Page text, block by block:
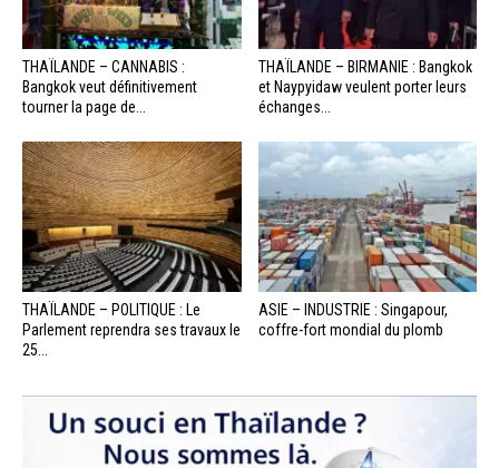
THAÏLANDE – CANNABIS :
Bangkok veut définitivement
tourner la page de...
THAÏLANDE – BIRMANIE : Bangkok
et Naypyidaw veulent porter leurs
échanges...
THAÏLANDE – POLITIQUE : Le
Parlement reprendra ses travaux le
25...
ASIE – INDUSTRIE : Singapour,
coffre-fort mondial du plomb